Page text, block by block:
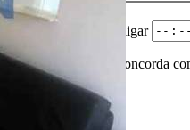
Telefone
Melhor horário para ligar
Ao ENVIAR você concorda
Privacidade